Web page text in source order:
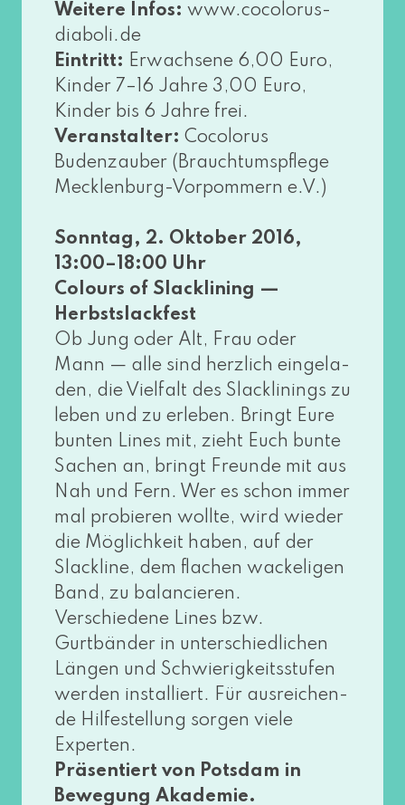
Weitere Infos: www​.coco​lo​rus​-
dia​bo​li​.de
Eintritt: Erwachsene 6,00 Euro,
Kinder 7–16 Jahre 3,00 Euro,
Kinder bis 6 Jahre frei.
Veranstalter: Cocolorus
Budenzauber (Brauchtumspflege
Mecklenburg-Vorpommern e.V.)
Sonntag, 2. Oktober 2016,
13:00–18:00 Uhr
Colours of Slacklining —
Herbstslackfest
Ob Jung oder Alt, Frau oder
Mann — alle sind herz­lich ein­ge­la­
den, die Vielfalt des Slacklinings zu
leben und zu erle­ben. Bringt Eure
bun­ten Lines mit, zieht Euch bun­te
Sachen an, bringt Freunde mit aus
Nah und Fern. Wer es schon immer
mal pro­bie­ren woll­te, wird wie­der
die Möglichkeit haben, auf der
Slackline, dem fla­chen wacke­li­gen
Band, zu balan­cie­ren.
Verschiedene Lines bzw.
Gurtbänder in unter­schied­li­chen
Längen und Schwierigkeitsstufen
wer­den instal­liert. Für aus­rei­chen­
de Hilfestellung sor­gen vie­le
Experten.
Präsentiert von Potsdam in
Bewegung Akademie.